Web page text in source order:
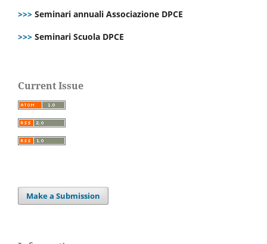
>>> Seminari annuali Associazione DPCE
>>> Seminari Scuola DPCE
Current Issue
Make a Submission